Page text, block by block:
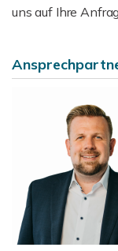
uns auf Ihre